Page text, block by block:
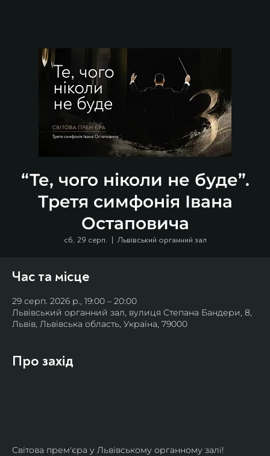
“Те, чого ніколи не буде”.
Третя симфонія Івана
Остаповича
сб, 29 серп.
  |
Львівський органний зал
Час та місце
29 серп. 2026 р., 19:00 – 20:00
Львівський органний зал, вулиця Степана Бандери, 8,
Львів, Львівська область, Україна, 79000
Про захід
Світова прем'єра у Львівському органному залі!